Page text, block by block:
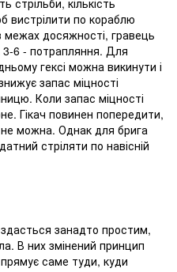
стрільби, кількість
вистрілити по кораблю
досяжності, гравець
6 - потрапляння. Для
гексі можна викинути і
запас міцності
Коли запас міцності
Гікач повинен попередити,
можна. Однак для брига
стріляти по навісній
занадто простим,
В них змінений принцип
саме туди, куди